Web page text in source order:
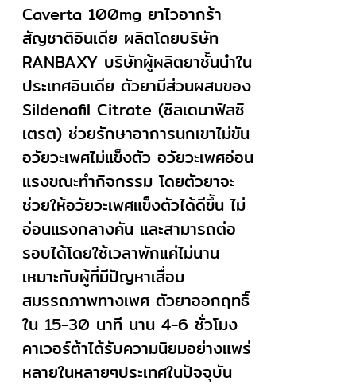
Caverta 100mg ยาไวอากร้า
สัญชาติอินเดีย ผลิตโดยบริษัท
RANBAXY บริษัทผู้ผลิตยาชั้นนำใน
ประเทศอินเดีย ตัวยามีส่วนผสมของ
Sildenafil Citrate (ซิลเดนาฟิลซิ
เตรต) ช่วยรักษาอาการนกเขาไม่ขัน
อวัยวะเพศไม่แข็งตัว อวัยวะเพศอ่อน
แรงขณะทำกิจกรรม โดยตัวยาจะ
ช่วยให้อวัยวะเพศแข็งตัวได้ดีขึ้น ไม่
อ่อนแรงกลางคัน และสามารถต่อ
รอบได้โดยใช้เวลาพักแค่ไม่นาน
เหมาะกับผู้ที่มีปัญหาเสื่อม
สมรรถภาพทางเพศ ตัวยาออกฤทธิ์
ใน 15-30 นาที นาน 4-6 ชั่วโมง
คาเวอร์ต้าได้รับความนิยมอย่างแพร่
หลายในหลายๆประเทศในปัจจุบัน